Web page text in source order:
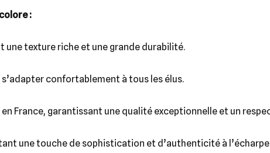
:
une texture riche et une grande durabilité.
confortablement à tous les élus.
en France, garantissant une qualité exceptionnelle et un
une touche de sophistication et d’authenticité à